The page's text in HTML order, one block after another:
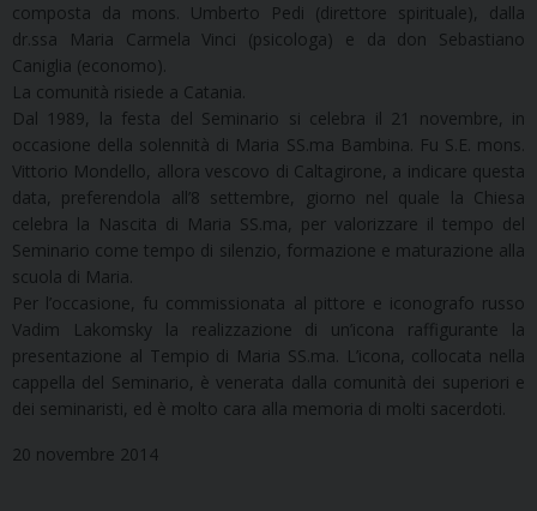
composta da mons. Umberto Pedi (direttore spirituale), dalla
dr.ssa Maria Carmela Vinci (psicologa) e da don Sebastiano
Caniglia (economo).
La comunità risiede a Catania.
Dal 1989, la festa del Seminario si celebra il 21 novembre, in
occasione della solennità di Maria SS.ma Bambina. Fu S.E. mons.
Vittorio Mondello, allora vescovo di Caltagirone, a indicare questa
data, preferendola all’8 settembre, giorno nel quale la Chiesa
celebra la Nascita di Maria SS.ma, per valorizzare il tempo del
Seminario come tempo di silenzio, formazione e maturazione alla
scuola di Maria.
Per l’occasione, fu commissionata al pittore e iconografo russo
Vadim Lakomsky la realizzazione di un’icona raffigurante la
presentazione al Tempio di Maria SS.ma. L’icona, collocata nella
cappella del Seminario, è venerata dalla comunità dei superiori e
dei seminaristi, ed è molto cara alla memoria di molti sacerdoti.
20 novembre 2014